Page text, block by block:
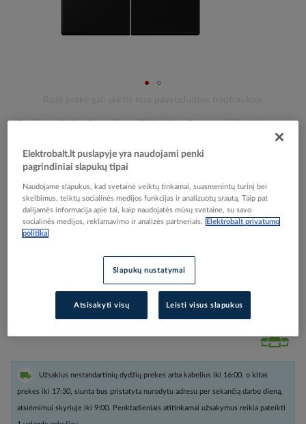
the
images
gallery
Elektrobalt prekės kodas
516561
Gamintojo prekės kodas
LS995SWM
Kiekis tiekėjo sandėlyje
Užsakius nestandartinių dydžių prekes arba kabelius iki 16:00, o kitas
prekes iki 17:30, siunta bus pristatyta nurodytu adresu per sekančią darbo dieną,
atsiėmimui skyriuje iki 9:00. Penktadieniais atitinkamai užsakymus reikia pateikti
Elektrobalt.lt puslapyje yra naudojami penki
pagrindiniai slapukų tipai
Naudojame slapukus, kad svetainė veiktų tinkamai, suasmenintų turinį bei
skelbimus, teiktų socialinės medijos funkcijas ir analizuotų srautą. Taip pat
dalijamės informacija apie tai, kaip naudojatės mūsų svetaine, su savo
socialinės medijos, reklamavimo ir analizės partneriais.
Elektrobalt privatumo
politika
Slapukų nustatymai
Atsisakyti visų Leisti visus slapukus